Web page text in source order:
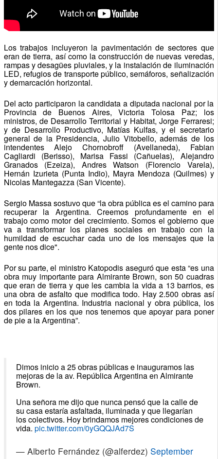
Los trabajos incluyeron la pavimentación de sectores que
eran de tierra, así como la construcción de nuevas veredas,
rampas y desagües pluviales, y la instalación de iluminación
LED, refugios de transporte público, semáforos, señalización
y demarcación horizontal.
Del acto participaron la candidata a diputada nacional por la
Provincia de Buenos Aires, Victoria Tolosa Paz; los
ministros, de Desarrollo Territorial y Habitat, Jorge Ferraresi;
y de Desarrollo Productivo, Matías Kulfas, y el secretario
general de la Presidencia, Julio Vitobello, además de los
intendentes Alejo Chornobroff (Avellaneda), Fabian
Cagliardi (Berisso), Marisa Fassi (Cañuelas), Alejandro
Granados (Ezeiza), Andres Watson (Florencio Varela),
Hernán Izurieta (Punta Indio), Mayra Mendoza (Quilmes) y
Nicolas Mantegazza (San Vicente).
Sergio Massa sostuvo que “la obra pública es el camino para
recuperar la Argentina. Creemos profundamente en el
trabajo como motor del crecimiento. Somos el gobierno que
va a transformar los planes sociales en trabajo con la
humildad de escuchar cada uno de los mensajes que la
gente nos dice".
Por su parte, el ministro Katopodis aseguró que esta “es una
obra muy importante para Almirante Brown, son 50 cuadras
que eran de tierra y que les cambia la vida a 13 barrios, es
una obra de asfalto que modifica todo. Hay 2.500 obras así
en toda la Argentina. Industria nacional y obra pública, los
dos pilares en los que nos tenemos que apoyar para poner
de pie a la Argentina”.
Dimos inicio a 25 obras públicas e inauguramos las
mejoras de la av. República Argentina en Almirante
Brown.
Una señora me dijo que nunca pensó que la calle de
su casa estaría asfaltada, iluminada y que llegarían
los colectivos. Hoy brindamos mejores condiciones de
vida. pic.twitter.com/0yGQQJAd7S
— Alberto Fernández (@alferdez) September